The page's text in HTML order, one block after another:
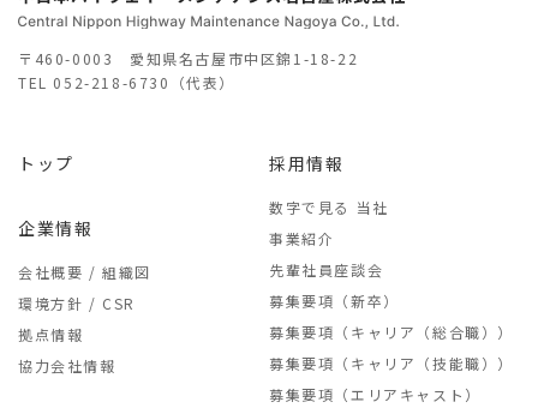
〒460-0003 愛知県名古屋市中区錦1-18-22
TEL 052-218-6730（代表）
トップ
企業情報
会社概要 / 組織図
環境方針 / CSR
拠点情報
協力会社情報
採用情報
数字で見る 当社
事業紹介
先輩社員座談会
募集要項（新卒）
募集要項（キャリア（総合職））
募集要項（キャリア（技能職））
募集要項（エリアキャスト）